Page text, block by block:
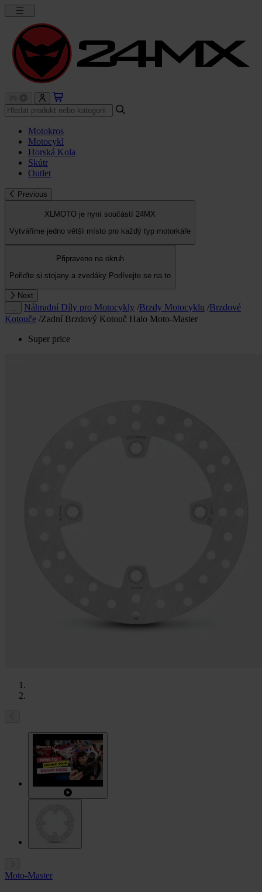
Motokros
Motocykl
Horská Kola
Skútr
Outlet
Previous
XLMOTO je nyní součástí 24MX
Vytváříme jedno větší místo pro každý typ motorkáře
Připraveno na okruh
Pořiďte si stojany a zvedáky Podívejte se na to
Next
Náhradní Díly pro Motocykly /Brzdy Motocyklu /Brzdové
Kotouče /Zadní Brzdový Kotouč Halo Moto-Master
Super price
Moto-Master